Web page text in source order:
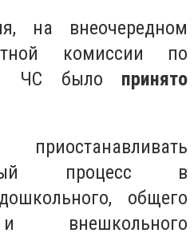
на внеочередном
комиссии по
ЧС было принято
приостанавливать
процесс в
общего
внешкольного